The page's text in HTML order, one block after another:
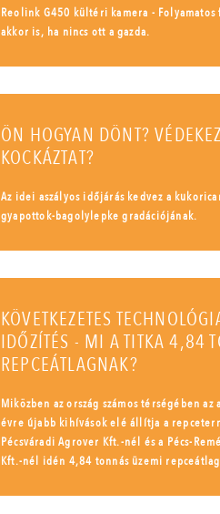
Reolink G450 kültéri kamera -
akkor is, ha nincs ott a gazda.
ÖN HOGYAN DÖNT?
KOCKÁZTAT?
Az idei aszályos időjárás kedvez a
gyapottok-bagolylepke gradációjának.
KÖVETKEZETES
IDŐZÍTÉS - MI A TITKA 4,84
REPCEÁTLAGNAK?
Miközben az ország számos térségében az
évre újabb kihívások elé állítja a
Pécsváradi Agrover Kft.-nél és a Pécs-
Kft.-nél idén 4,84 tonnás üzemi